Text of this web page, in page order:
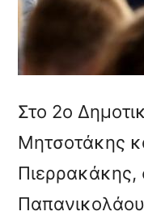
Στο 2ο
Μητσοτάκης
Πιερρακάκης,